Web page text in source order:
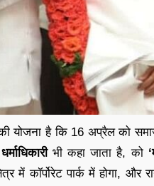
योजना है कि 16 अप्रैल को
भी कहा जाता है, को
में कॉर्पोरेट पार्क में होगा,